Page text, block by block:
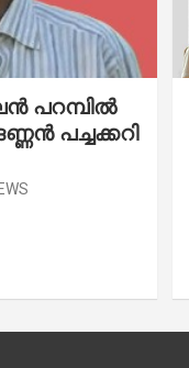
പറമ്പിൽ
പച്ചക്കറി